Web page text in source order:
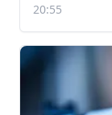
20:55